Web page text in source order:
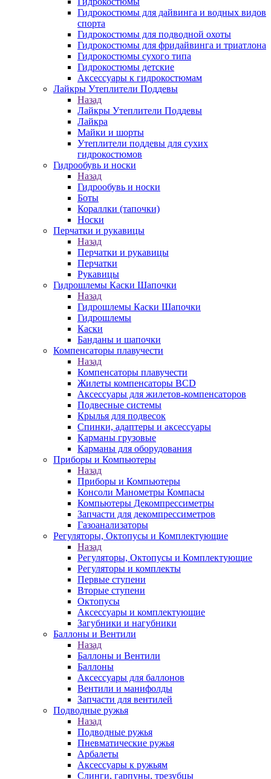
Гидрокостюмы для дайвинга и водных видов
спорта
Гидрокостюмы для подводной охоты
Гидрокостюмы для фридайвинга и триатлона
Гидрокостюмы сухого типа
Гидрокостюмы детские
Аксессуары к гидрокостюмам
Лайкры Утеплители Поддевы
Назад
Лайкры Утеплители Поддевы
Лайкра
Майки и шорты
Утеплители поддевы для сухих
гидрокостюмов
Гидрообувь и носки
Назад
Гидрообувь и носки
Боты
Кораллки (тапочки)
Носки
Перчатки и рукавицы
Назад
Перчатки и рукавицы
Перчатки
Рукавицы
Гидрошлемы Каски Шапочки
Назад
Гидрошлемы Каски Шапочки
Гидрошлемы
Каски
Банданы и шапочки
Компенсаторы плавучести
Назад
Компенсаторы плавучести
Жилеты компенсаторы BCD
Аксессуары для жилетов-компенсаторов
Подвесные системы
Крылья для подвесок
Спинки, адаптеры и аксессуары
Карманы грузовые
Карманы для оборудования
Приборы и Компьютеры
Назад
Приборы и Компьютеры
Консоли Манометры Компасы
Компьютеры Декомпрессиметры
Запчасти для декомпрессиметров
Газоанализаторы
Регуляторы, Октопусы и Комплектующие
Назад
Регуляторы, Октопусы и Комплектующие
Регуляторы и комплекты
Первые ступени
Вторые ступени
Октопусы
Аксессуары и комплектующие
Загубники и нагубники
Баллоны и Вентили
Назад
Баллоны и Вентили
Баллоны
Аксессуары для баллонов
Вентили и манифолды
Запчасти для вентилей
Подводные ружья
Назад
Подводные ружья
Пневматические ружья
Арбалеты
Аксессуары к ружьям
Слинги, гарпуны, трезубцы